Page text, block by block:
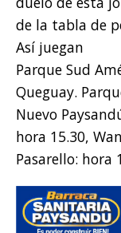
de la tabla de
Así juegan
Parque Sud
Queguay.
Nuevo
hora 15.30,
Pasarello: hora